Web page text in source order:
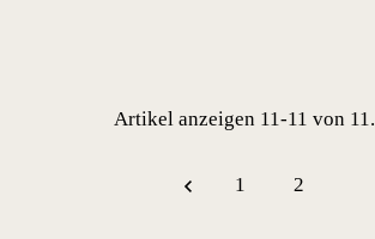
Artikel anzeigen 11-11 von 11.
1 2